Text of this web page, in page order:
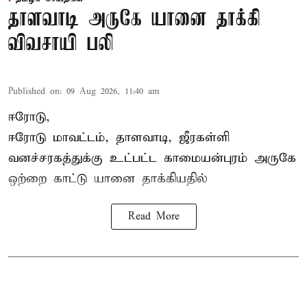
தாளவாடி அருகே யானை தாக்கி
விவசாயி பலி
Published on: 09 Aug 2026, 11:40 am
ஈரோடு,
ஈரோடு மாவட்டம், தாளவாடி, ஜீரகள்ளி
வனச்சரகத்துக்கு உட்பட்ட காமையன்புரம் அருகே
ஒற்றை காட்டு யானை தாக்கியதில்
Read More